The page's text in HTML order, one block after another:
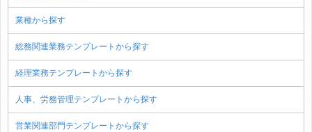
業種から探す
総務関連業務テンプレートから探す
経理業務テンプレートから探す
人事、労務管理テンプレートから探す
営業関連部門テンプレートから探す